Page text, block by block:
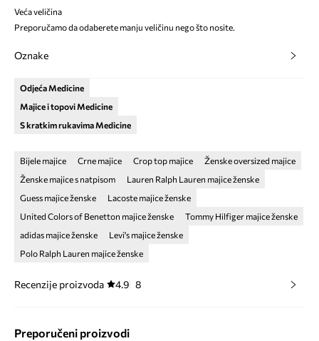
Veća veličina
Preporučamo da odaberete manju veličinu nego što nosite.
Oznake
Odjeća Medicine
Majice i topovi Medicine
S kratkim rukavima Medicine
Bijele majice Crne majice Crop top majice
Ženske oversized majice
Ženske majice s natpisom
Lauren Ralph Lauren majice ženske
Guess majice ženske
Lacoste majice ženske
United Colors of Benetton majice ženske
Tommy Hilfiger majice ženske
adidas majice ženske
Levi's majice ženske
Polo Ralph Lauren majice ženske
Recenzije proizvoda 4.9 8
Preporučeni proizvodi